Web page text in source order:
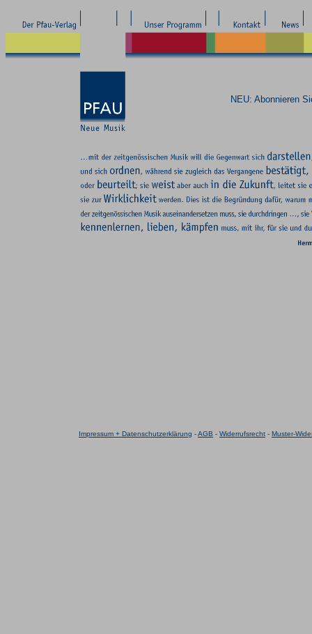
NEU: Abonnieren
Impressum + Datenschutzerklärung -AGB - Widerrufsrecht - Muster-